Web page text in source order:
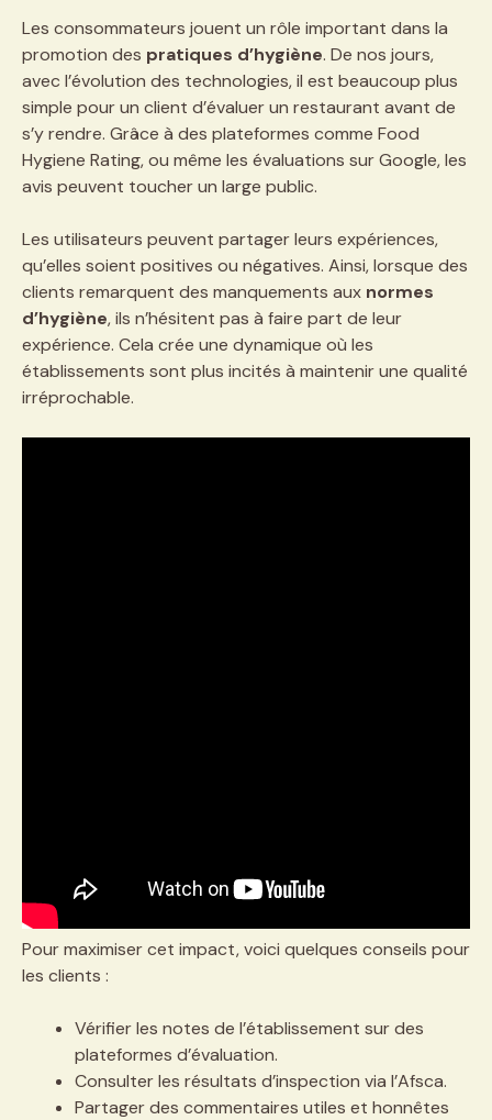
Les consommateurs jouent un rôle important dans la
promotion des pratiques d’hygiène. De nos jours,
avec l’évolution des technologies, il est beaucoup plus
simple pour un client d’évaluer un restaurant avant de
s’y rendre. Grâce à des plateformes comme Food
Hygiene Rating, ou même les évaluations sur Google, les
avis peuvent toucher un large public.
Les utilisateurs peuvent partager leurs expériences,
qu’elles soient positives ou négatives. Ainsi, lorsque des
clients remarquent des manquements aux normes
d’hygiène, ils n’hésitent pas à faire part de leur
expérience. Cela crée une dynamique où les
établissements sont plus incités à maintenir une qualité
irréprochable.
Pour maximiser cet impact, voici quelques conseils pour
les clients :
Vérifier les notes de l’établissement sur des
plateformes d’évaluation.
Consulter les résultats d’inspection via l’Afsca.
Partager des commentaires utiles et honnêtes